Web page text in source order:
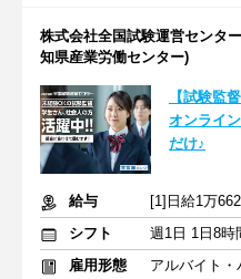
株式会社全国試験運営セン
知県産業労働センター)
【試験監
オンライ
だけ♪
給与
シフト
週1日 1日8時
雇用形態
アルバイト・